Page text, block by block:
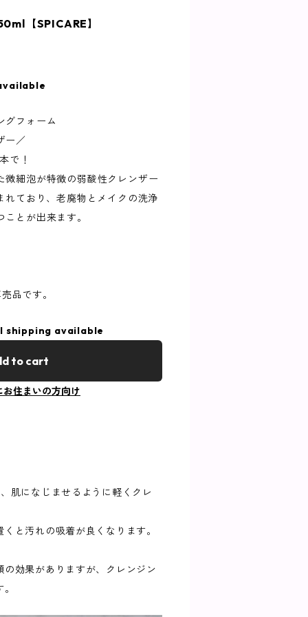
【SPICARE】
グフォーム
ー／
で！
微細泡が特徴の弱酸性クレンザー
れており、老廃物とメイクの洗浄
とが出来ます。
品です。
shipping available
to cart
お住まいの方向け
肌になじませるように軽くクレ
と汚れの吸着が良くなります。
効果がありますが、クレンジン